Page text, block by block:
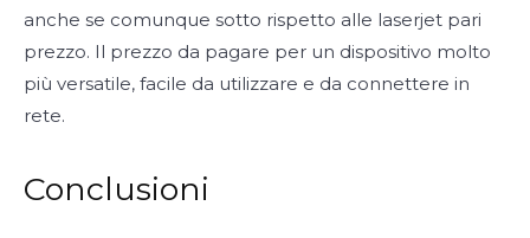
anche se comunque sotto rispetto alle laserjet pari
prezzo. Il prezzo da pagare per un dispositivo molto
più versatile, facile da utilizzare e da connettere in
rete.
Conclusioni